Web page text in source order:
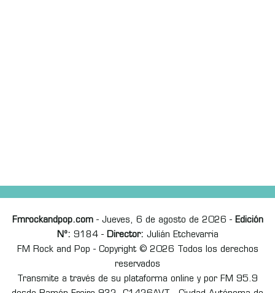
Fmrockandpop.com- Jueves, 6 de agosto de 2026 - Edición
Nº: 9184 - Director: Julián Etchevarria
FM Rock and Pop - Copyright © 2026 Todos los derechos
reservados
Transmite a través de su plataforma online y por FM 95.9